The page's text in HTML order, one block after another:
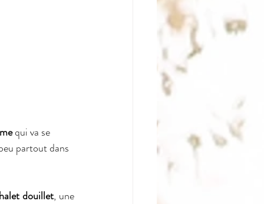
qui va se
partout dans
douillet, une